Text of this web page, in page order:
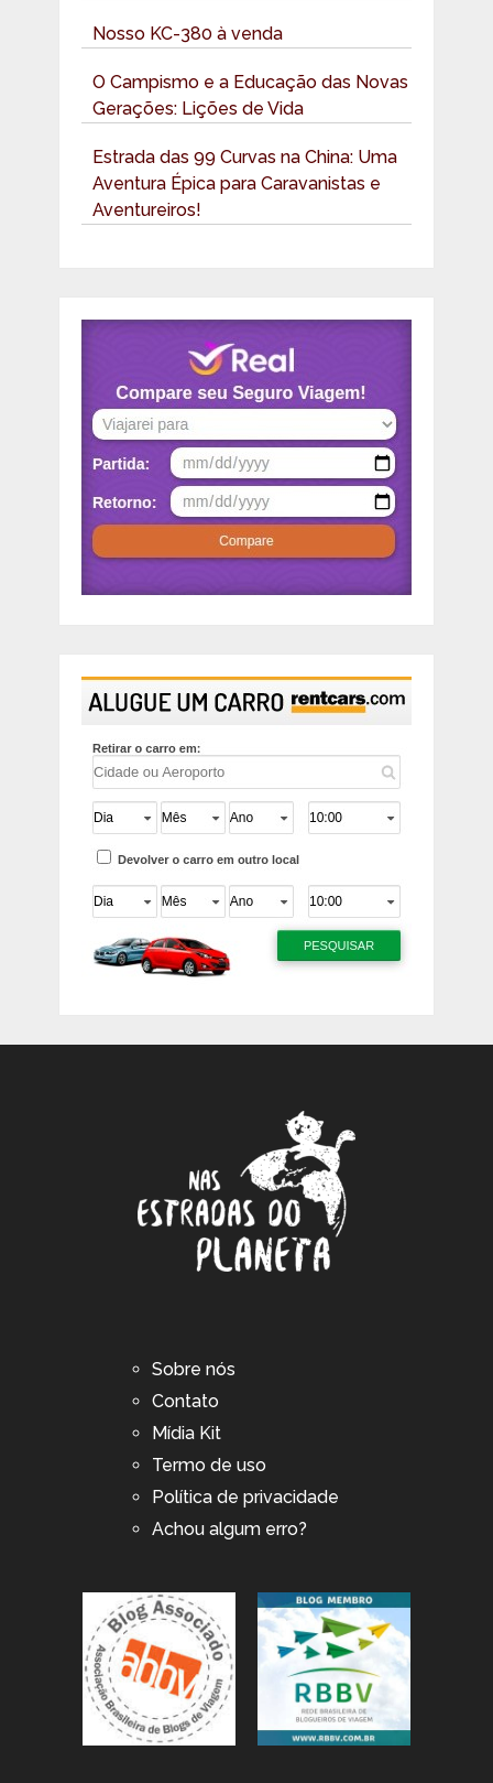
Nosso KC-380 à venda
O Campismo e a Educação das Novas
Gerações: Lições de Vida
Estrada das 99 Curvas na China: Uma
Aventura Épica para Caravanistas e
Aventureiros!
Sobre nós
Contato
Mídia Kit
Termo de uso
Política de privacidade
Achou algum erro?